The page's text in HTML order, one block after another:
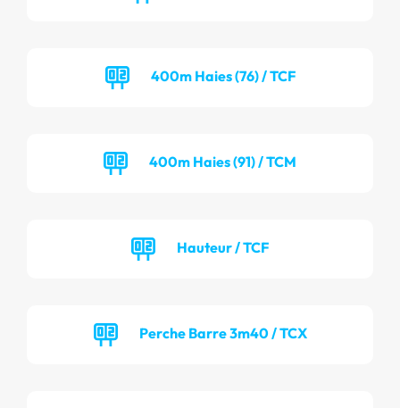
400m Haies (76) / TCF
400m Haies (91) / TCM
Hauteur / TCF
Perche Barre 3m40 / TCX